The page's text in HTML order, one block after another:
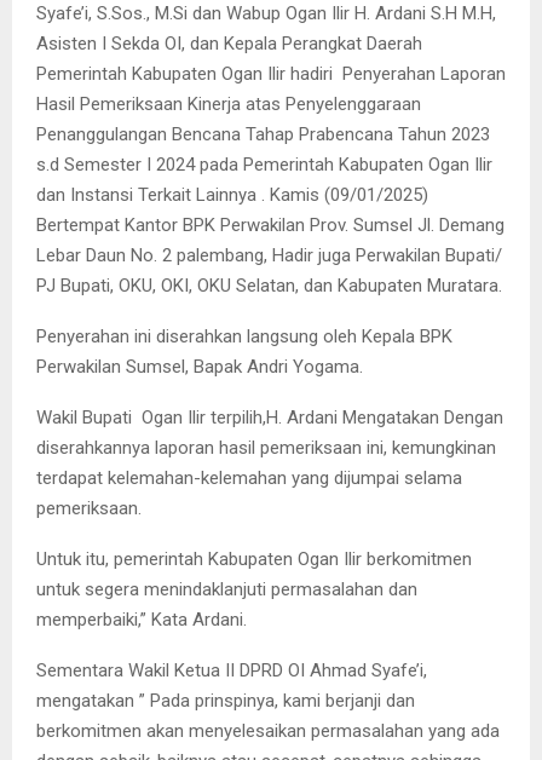
Syafe’i, S.Sos., M.Si dan Wabup Ogan Ilir H. Ardani S.H M.H,
Asisten I Sekda OI, dan Kepala Perangkat Daerah
Pemerintah Kabupaten Ogan Ilir hadiri Penyerahan Laporan
Hasil Pemeriksaan Kinerja atas Penyelenggaraan
Penanggulangan Bencana Tahap Prabencana Tahun 2023
s.d Semester I 2024 pada Pemerintah Kabupaten Ogan Ilir
dan Instansi Terkait Lainnya . Kamis (09/01/2025)
Bertempat Kantor BPK Perwakilan Prov. Sumsel Jl. Demang
Lebar Daun No. 2 palembang, Hadir juga Perwakilan Bupati/
PJ Bupati, OKU, OKI, OKU Selatan, dan Kabupaten Muratara.
Penyerahan ini diserahkan langsung oleh Kepala BPK
Perwakilan Sumsel, Bapak Andri Yogama.
Wakil Bupati Ogan Ilir terpilih,H. Ardani Mengatakan Dengan
diserahkannya laporan hasil pemeriksaan ini, kemungkinan
terdapat kelemahan-kelemahan yang dijumpai selama
pemeriksaan.
Untuk itu, pemerintah Kabupaten Ogan Ilir berkomitmen
untuk segera menindaklanjuti permasalahan dan
memperbaiki,” Kata Ardani.
Sementara Wakil Ketua II DPRD OI Ahmad Syafe’i,
mengatakan ” Pada prinspinya, kami berjanji dan
berkomitmen akan menyelesaikan permasalahan yang ada